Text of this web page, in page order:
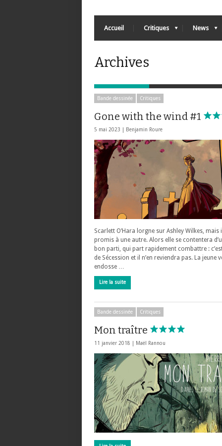
Accueil Critiques News
Archives
Bande dessinée Critiques
Gone with the wind #1
5 mai 2023 | Benjamin Roure
Scarlett O’Hara lorgne sur Ashley Wilkes, mais
promis à une autre. Alors elle se contentera
bon parti, qui part rapidement combattre :
de Sécession et il n’en reviendra pas. La jeune
endosse …
Lire la suite
Bande dessinée Critiques
Mon traître
11 janvier 2018 | Maël Rannou